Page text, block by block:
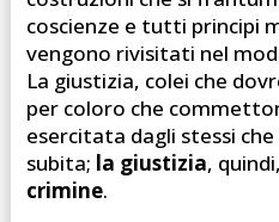
coscienze e tutti principi
vengono rivisitati nel
La giustizia, colei che
per coloro che
esercitata dagli stessi che
subita; la giustizia, quindi,
crimine.